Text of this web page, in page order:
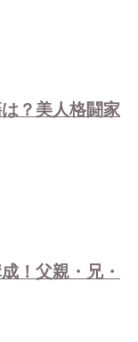
？美人格闘家
！父親・兄・